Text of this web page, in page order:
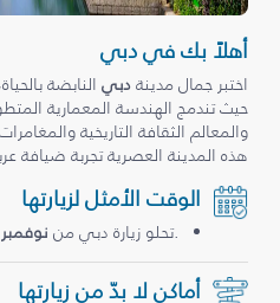
أهلاً بك في دبي
اختبر جمال مدينةدبيالنابضة
حيث تندمج الهندسة المعمارية
والمعالم الثقافة التاريخية
هذه المدينة العصرية تجربة ضيافة
الوقت الأمثل لزيارتها
.تحلو زيارة دبي من
أماكن لا بدّ من زيارتها